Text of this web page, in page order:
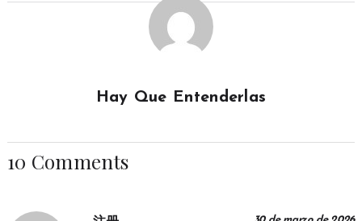
Hay Que Entenderlas
10 Comments